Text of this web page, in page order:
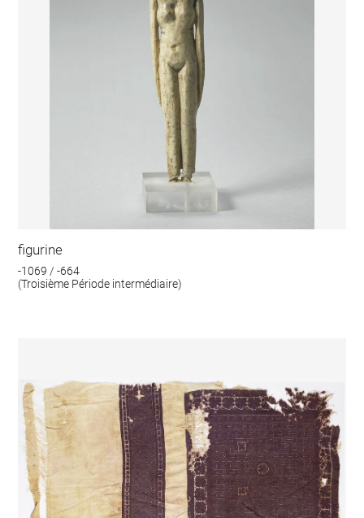
figurine
-1069 / -664
(Troisième Période intermédiaire)